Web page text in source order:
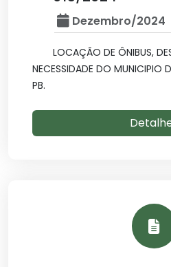
Dezembro/2024
LOCAÇÃO DE ÔNIBUS,
NECESSIDADE DO MUNICIPIO
PB.